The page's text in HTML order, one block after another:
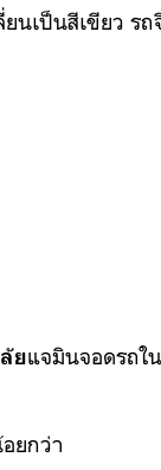
เป็นสีเขียว รถ
ยแจมินจอดรถใ
ยกว่า